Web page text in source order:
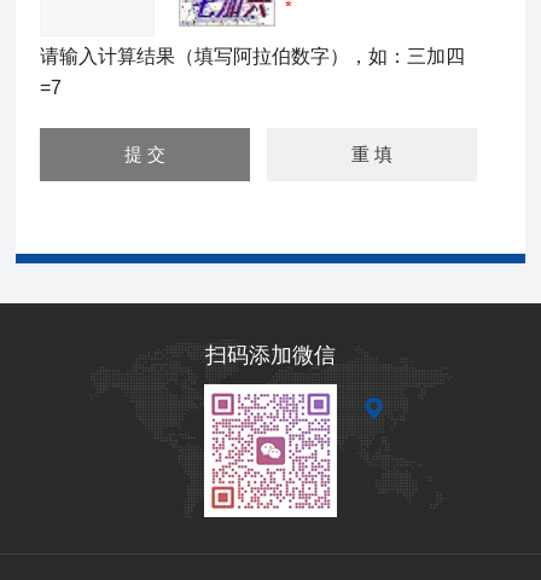
请输入计算结果（填写阿拉伯数字），如：三加四
=7
扫码添加微信